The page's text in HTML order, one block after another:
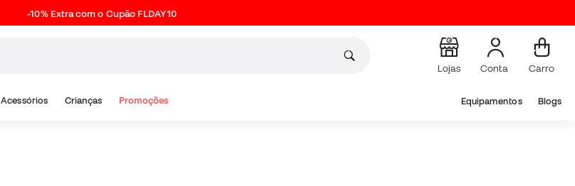
-10% Extra com o Cupão FLDAY10
Lojas Conta Carro
Acessórios Crianças Promoções Equipamentos Blogs